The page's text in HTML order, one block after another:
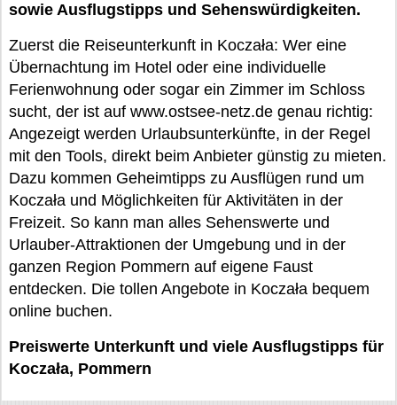
sowie Ausflugstipps und Sehenswürdigkeiten.
Zuerst die Reiseunterkunft in Koczała: Wer eine
Übernachtung im Hotel oder eine individuelle
Ferienwohnung oder sogar ein Zimmer im Schloss
sucht, der ist auf www.ostsee-netz.de genau richtig:
Angezeigt werden Urlaubsunterkünfte, in der Regel
mit den Tools, direkt beim Anbieter günstig zu mieten.
Dazu kommen Geheimtipps zu Ausflügen rund um
Koczała und Möglichkeiten für Aktivitäten in der
Freizeit. So kann man alles Sehenswerte und
Urlauber-Attraktionen der Umgebung und in der
ganzen Region Pommern auf eigene Faust
entdecken. Die tollen Angebote in Koczała bequem
online buchen.
Preiswerte Unterkunft und viele Ausflugstipps für
Koczała, Pommern